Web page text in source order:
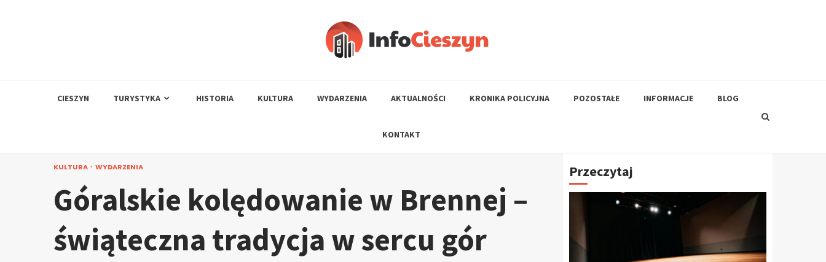
CIESZYN TURYSTYKA HISTORIA KULTURA WYDARZENIA AKTUALNOŚCI KRONIKA POLICYJNA POZOSTAŁE INFORMACJE BLOG
KONTAKT
KULTURA WYDARZENIA
Góralskie kolędowanie w Brennej –
świąteczna tradycja w sercu gór
Przeczytaj